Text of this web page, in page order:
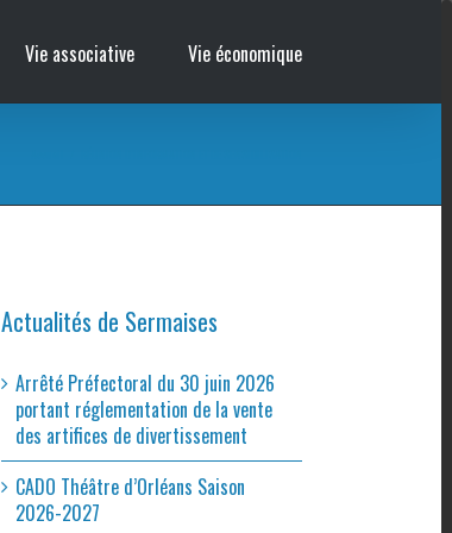
Vie associative Vie économique
Actualités de Sermaises
Arrêté Préfectoral du 30 juin 2026
portant réglementation de la vente
des artifices de divertissement
CADO Théâtre d’Orléans Saison
2026-2027